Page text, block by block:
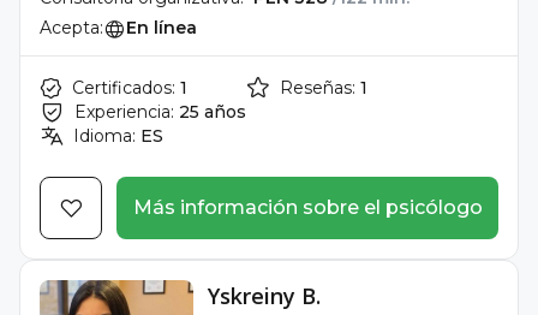
Acepta:
En línea
Certificados: 1
Experiencia: 25 años
Idioma: ES
Reseñas: 1
Más información sobre el psicólogo
Yskreiny B.